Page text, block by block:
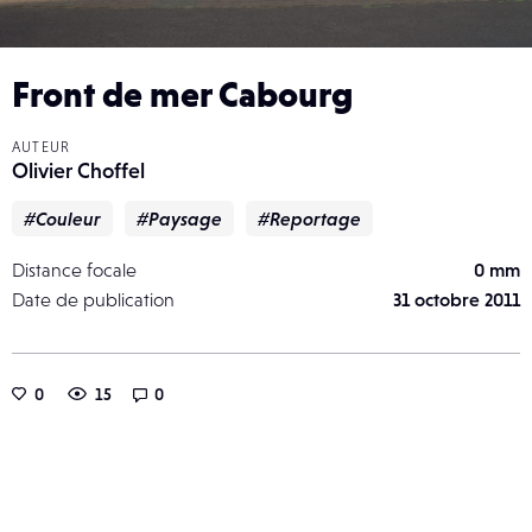
Front de mer Cabourg
AUTEUR
Olivier Choffel
#Couleur #Paysage #Reportage
Distance focale
0 mm
Date de publication
31 octobre 2011
0 15 0